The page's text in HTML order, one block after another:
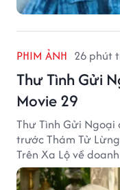
PHIM ẢNH 26 phút
Thư Tình Gửi
Movie 29
Thư Tình Gửi
trước Thám Tử
Trên Xa Lộ về